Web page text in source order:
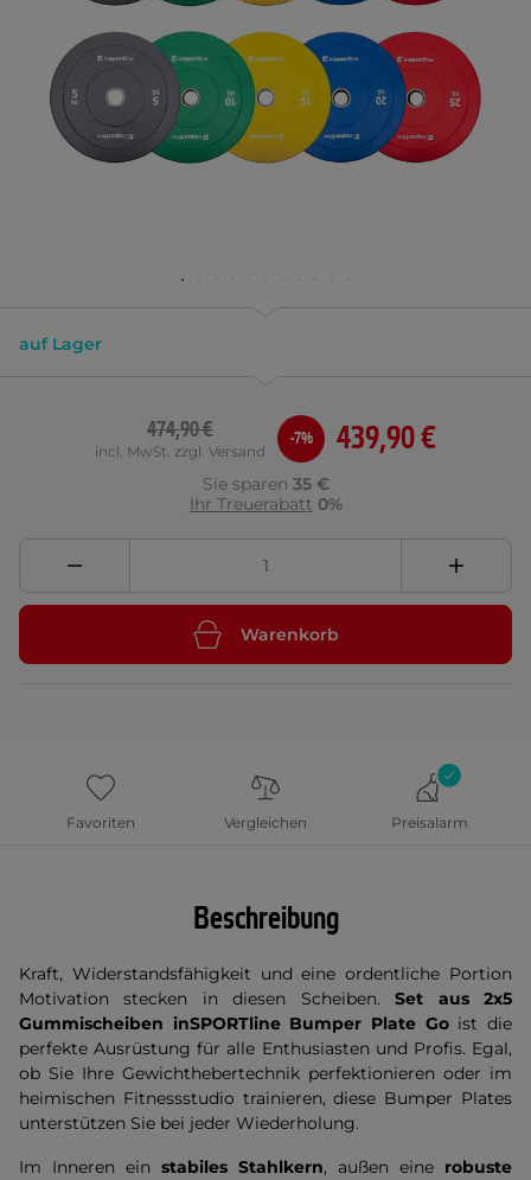
auf Lager
439,90 €
474,90 €
incl. MwSt. zzgl. Versand
-7%
Sie sparen 35 €
Ihr Treuerabatt 0%
Warenkorb
Favoriten Vergleichen Preisalarm
Beschreibung
Kraft, Widerstandsfähigkeit und eine ordentliche Portion
Motivation stecken in diesen Scheiben.Set aus 2x5
Gummischeiben inSPORTline Bumper Plate Goist die
perfekte Ausrüstung für alle Enthusiasten und Profis. Egal,
ob Sie Ihre Gewichthebertechnik perfektionieren oder im
heimischen Fitnessstudio trainieren, diese Bumper Plates
unterstützen Sie bei jeder Wiederholung.
Im Inneren ein stabiles Stahlkern, außen eine robuste